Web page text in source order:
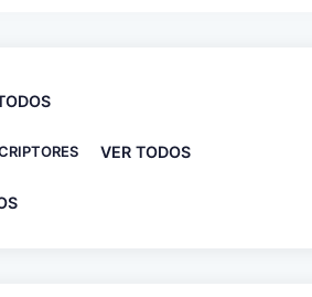
VER TODOS